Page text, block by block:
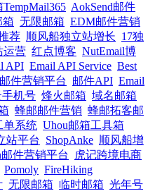
AokSend邮件
箱 无限邮箱 EDM邮件营销
荐 顺风船独立站增长 17独
运营 红点博客 NutEmail博
API Email API Service Best
件营销平台 邮件API Email
机号 烽火邮箱 域名邮箱
蜂邮邮件营销 蜂邮拓客邮
单系统 Uhou邮箱工具箱
站平台 ShopAnke 顺风船增
件营销平台
虎记跨境电商
Pomoly FireHiking
无限邮箱 临时邮箱 光年号